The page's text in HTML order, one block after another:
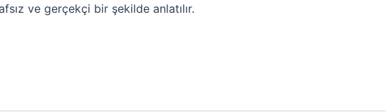
ve gerçekçi bir şekilde anlatılır.